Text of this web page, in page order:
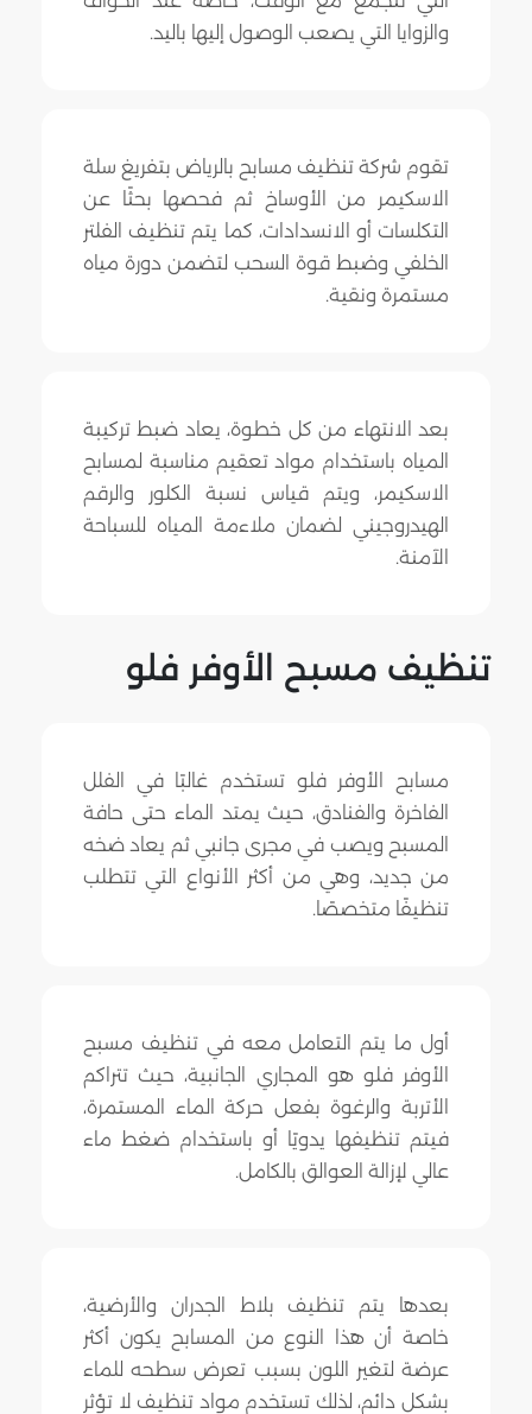
والزوايا التي يصعب الوصول إليها باليد.
تقوم شركة تنظيف مسابح بالرياض بتفريغ سلة
الاسكيمر من الأوساخ ثم فحصها بحثًا عن
التكلسات أو الانسدادات، كما يتم تنظيف الفلتر
الخلفي وضبط قوة السحب لتضمن دورة مياه
مستمرة ونقية.
بعد الانتهاء من كل خطوة، يعاد ضبط تركيبة
المياه باستخدام مواد تعقيم مناسبة لمسابح
الاسكيمر، ويتم قياس نسبة الكلور والرقم
الهيدروجيني لضمان ملاءمة المياه للسباحة
الآمنة.
تنظيف مسبح الأوفر فلو
مسابح الأوفر فلو تستخدم غالبًا في الفلل
الفاخرة والفنادق، حيث يمتد الماء حتى حافة
المسبح ويصب في مجرى جانبي ثم يعاد ضخه
من جديد، وهي من أكثر الأنواع التي تتطلب
تنظيفًا متخصصًا.
أول ما يتم التعامل معه في تنظيف مسبح
الأوفر فلو هو المجاري الجانبية، حيث تتراكم
الأتربة والرغوة بفعل حركة الماء المستمرة،
فيتم تنظيفها يدويًا أو باستخدام ضغط ماء
عالي لإزالة العوالق بالكامل.
بعدها يتم تنظيف بلاط الجدران والأرضية،
خاصة أن هذا النوع من المسابح يكون أكثر
عرضة لتغير اللون بسبب تعرض سطحه للماء
بشكل دائم، لذلك تستخدم مواد تنظيف لا تؤثر